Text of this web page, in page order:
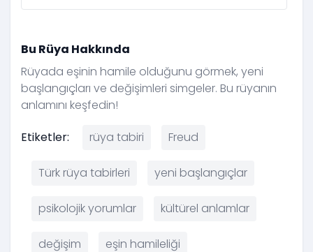
Bu Rüya Hakkında
Rüyada eşinin hamile olduğunu görmek, yeni
başlangıçları ve değişimleri simgeler. Bu rüyanın
anlamını keşfedin!
Etiketler:
rüya tabiri Freud
Türk rüya tabirleri yeni başlangıçlar
psikolojik yorumlar kültürel anlamlar
değişim eşin hamileliği